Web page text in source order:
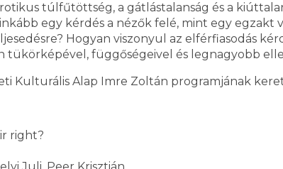
túlfűtöttség, a gátlástalanság és a
egy kérdés a nézők felé, mint egy egzakt
Hogyan viszonyul az elférfiasodás
tükörképével, függőségeivel és legnagyobb
Kulturális Alap Imre Zoltán programjának
right?